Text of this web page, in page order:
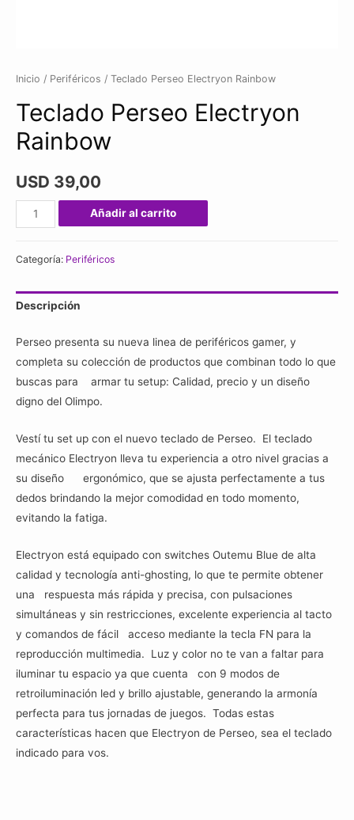
Inicio / Periféricos / Teclado Perseo Electryon Rainbow
Teclado Perseo Electryon
Rainbow
USD 39,00
Teclado
Perseo
Rainbow
Añadir al carrito
Categoría: Periféricos
Descripción
Perseo presenta su nueva linea de periféricos gamer, y
completa su colección de productos que combinan todo lo que
buscas para armar tu setup: Calidad, precio y un diseño
digno del Olimpo.
Vestí tu set up con el nuevo teclado de Perseo. El teclado
mecánico Electryon lleva tu experiencia a otro nivel gracias a
su diseño ergonómico, que se ajusta perfectamente a tus
dedos brindando la mejor comodidad en todo momento,
evitando la fatiga.
Electryon está equipado con switches Outemu Blue de alta
calidad y tecnología anti-ghosting, lo que te permite obtener
una respuesta más rápida y precisa, con pulsaciones
simultáneas y sin restricciones, excelente experiencia al tacto
y comandos de fácil acceso mediante la tecla FN para la
reproducción multimedia. Luz y color no te van a faltar para
iluminar tu espacio ya que cuenta con 9 modos de
retroiluminación led y brillo ajustable, generando la armonía
perfecta para tus jornadas de juegos. Todas estas
características hacen que Electryon de Perseo, sea el teclado
indicado para vos.